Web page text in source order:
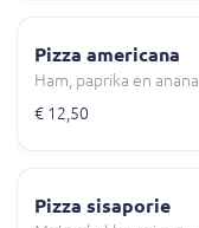
Pizza americana
Ham, paprika en
€ 12,50
Pizza sisaporie